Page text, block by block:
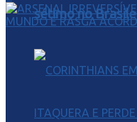
sétimo no